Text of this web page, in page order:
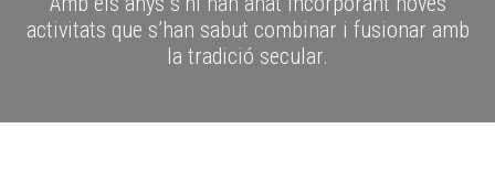
activitats que s’han sabut combinar i fusionar amb
la tradició secular.